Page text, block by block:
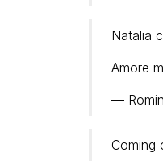
Natalia
Amore
—
Coming